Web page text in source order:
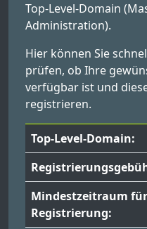
Top-Level-Domain
Administration).
Hier können Sie
prüfen, ob Ihre
verfügbar ist und
registrieren.
Top-Level-Domain:
Mindestzeitraum für
Registrierung: